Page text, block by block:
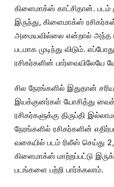
கிளைமாக்ஸ் காட்சிதான். படம்
இருந்து, கிளைமாக்ஸ் ரசிகர்கள்
அமையவில்லை என்றால் அந்த
படமாக முடிந்து விடும்.
ரசிகர்களின் பார்வையிலேயே
சில நேரங்களில் இதுதான்
இயக்குனர்கள் யோசித்து
ரசிகர்களுக்கு திருப்தி
நேரங்களில் ரசிகர்களின்
வகையில் படம் ரிலீஸ் செய்து
கிளைமாக்ஸ் மாற்றப்பட்டு
படங்களை பற்றி பார்க்கலாம்.